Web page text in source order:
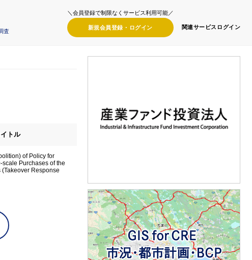
査
＼会員登録で制限なくサービス利用可能／
新規会員登録・ ログイン 関連サービス ログイン
トル
of Policy for
Purchases of the
(Takeover Response